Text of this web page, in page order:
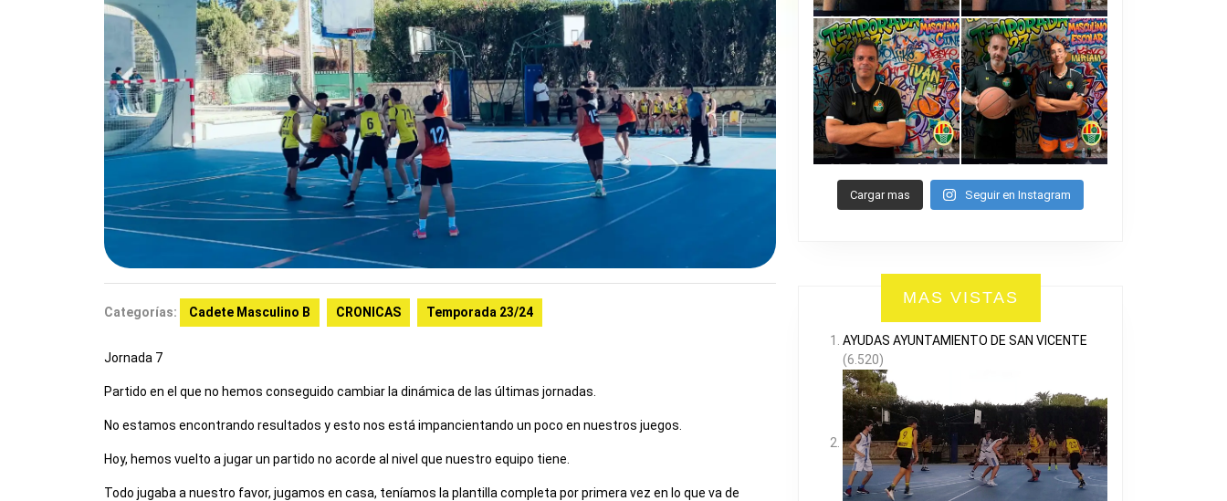
Categorías: Cadete Masculino B CRONICAS Temporada 23/24
Jornada 7
Partido en el que no hemos conseguido cambiar la dinámica de las últimas jornadas.
No estamos encontrando resultados y esto nos está impancientando un poco en nuestros juegos.
Hoy, hemos vuelto a jugar un partido no acorde al nivel que nuestro equipo tiene.
Todo jugaba a nuestro favor, jugamos en casa, teníamos la plantilla completa por primera vez en lo que va de
Cargar mas Seguir en Instagram
MAS VISTAS
AYUDAS AYUNTAMIENTO DE SAN VICENTE
(6.520)